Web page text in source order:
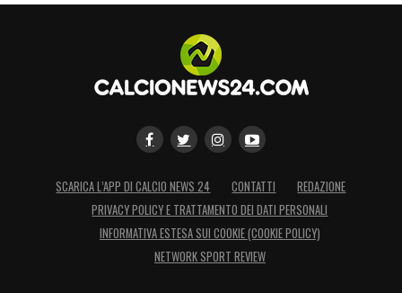
SCARICA L’APP DI CALCIO NEWS 24 CONTATTI
REDAZIONE
PRIVACY POLICY E TRATTAMENTO DEI DATI PERSONALI
INFORMATIVA ESTESA SUI COOKIE (COOKIE POLICY)
NETWORK SPORT REVIEW